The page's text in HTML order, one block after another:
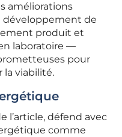
améliorations
développement de
produit et
laboratoire —
pour
la viabilité.
l’article, défend avec
comme